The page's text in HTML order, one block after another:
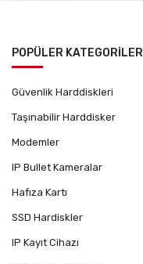
POPÜLER KATEGORİLER
Güvenlik Harddiskleri
Taşınabilir Harddisker
Modemler
IP Bullet Kameralar
Hafıza Kartı
SSD Hardiskler
IP Kayıt Cihazı